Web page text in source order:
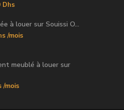
Dhs
à louer sur Souissi O...
/mois
meublé à louer sur
/mois